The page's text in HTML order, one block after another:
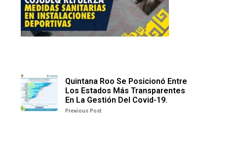
Quintana Roo Se Posicionó Entre
Los Estados Más Transparentes
En La Gestión Del Covid-19.
Previous Post